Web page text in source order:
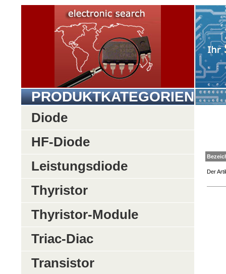
PRODUKTKATEGORIEN
Diode
HF-Diode
Leistungsdiode
Thyristor
Thyristor-Module
Triac-Diac
Transistor
Der